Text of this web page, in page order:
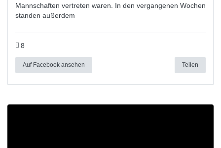
Mannschaften vertreten waren. In den vergangenen Wochen
standen außerdem
8
Auf Facebook ansehen Teilen